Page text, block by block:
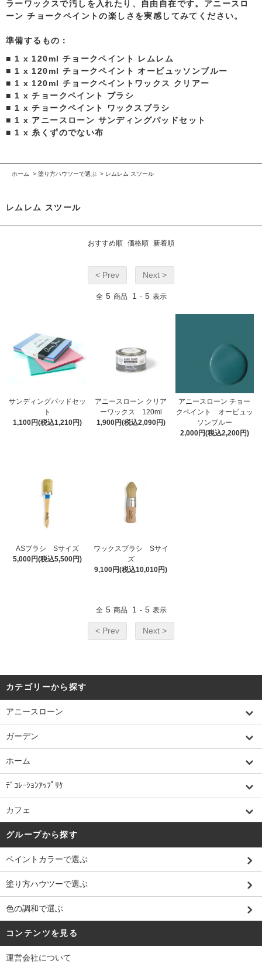
ラーワックスで汚しを入れたり、自由自在です。アニースロ
ーン チョークペイントの楽しさを実感してみてください。
準備するもの：
■ 1 x 120ml チョークペイント レムレム
■ 1 x 120ml チョークペイント オービュッソンブルー
■ 1 x 120ml チョークペイントワックス クリアー
■ 1 x チョークペイント ブラシ
■ 1 x チョークペイント ワックスブラシ
■ 1 x アニースローン サンディングパッドセット
■ 1 x 糸くずのでない布
ホーム > 塗り方ハウツーで選ぶ > レムレム スツール
レムレム スツール
おすすめ順 価格順 新着順
< Prev Next >
全 5 商品 1 - 5 表示
サンディングパッドセッ
ト
1,100円(税込1,210円)
アニースローン クリア
ーワックス 120ml
1,900円(税込2,090円)
アニースローン チョー
クペイント オービュッ
ソンブルー
2,000円(税込2,200円)
ASブラシ Sサイズ
5,000円(税込5,500円)
ワックスブラシ Sサイ
ズ
9,100円(税込10,010円)
全 5 商品 1 - 5 表示
< Prev Next >
カテゴリーから探す
アニースローン
ガーデン
ホーム
ﾃﾞｺﾚｰｼｮﾝｱｯﾌﾟﾘｹ
カフェ
グループから探す
ペイントカラーで選ぶ
塗り方ハウツーで選ぶ
色の調和で選ぶ
コンテンツを見る
運営会社について